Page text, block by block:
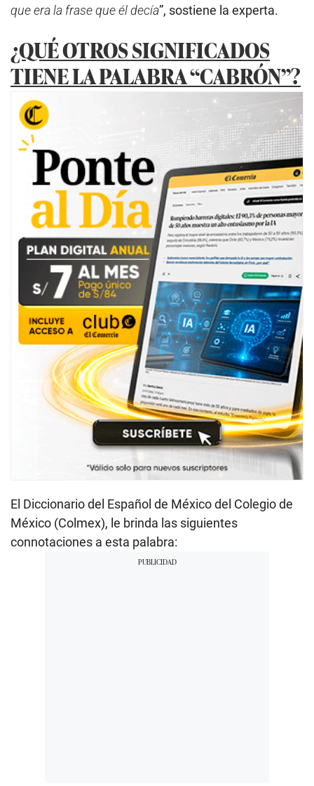
que era la frase que él decía”, sostiene la experta.
¿QUÉ OTROS SIGNIFICADOS
TIENE LA PALABRA “CABRÓN”?
El Diccionario del Español de México del Colegio de
México (Colmex), le brinda las siguientes
connotaciones a esta palabra: